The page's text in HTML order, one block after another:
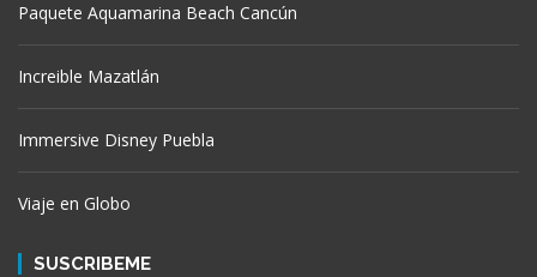
Paquete Aquamarina Beach Cancún
Increible Mazatlán
Immersive Disney Puebla
Viaje en Globo
SUSCRIBEME